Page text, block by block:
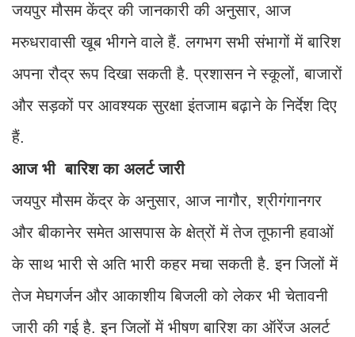
जयपुर मौसम केंद्र की जानकारी की अनुसार, आज
मरुधरावासी खूब भीगने वाले हैं. लगभग सभी संभागों में बारिश
अपना रौद्र रूप दिखा सकती है. प्रशासन ने स्कूलों, बाजारों
और सड़कों पर आवश्यक सुरक्षा इंतजाम बढ़ाने के निर्देश दिए
हैं.
आज भी बारिश का अलर्ट जारी
जयपुर मौसम केंद्र के अनुसार, आज नागौर, श्रीगंगानगर
और बीकानेर समेत आसपास के क्षेत्रों में तेज तूफानी हवाओं
के साथ भारी से अति भारी कहर मचा सकती है. इन जिलों में
तेज मेघगर्जन और आकाशीय बिजली को लेकर भी चेतावनी
जारी की गई है. इन जिलों में भीषण बारिश का ऑरेंज अलर्ट